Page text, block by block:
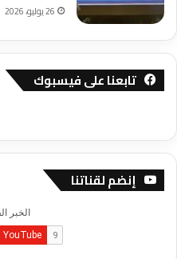
26 يوليو، 2026
تابعنا على فيسبوك
إنضم لقناتنا